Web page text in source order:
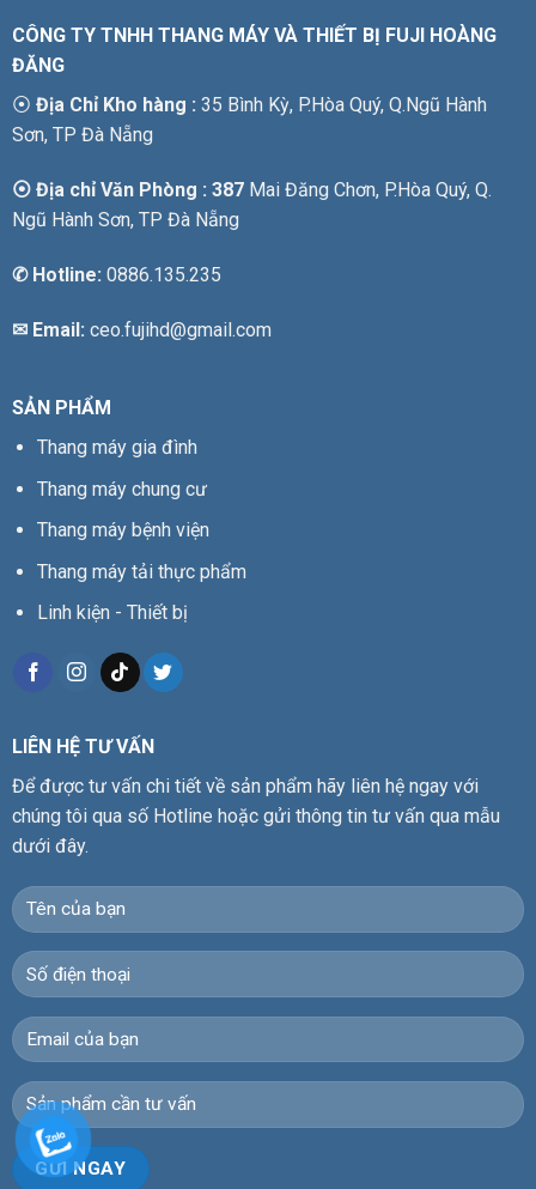
CÔNG TY TNHH THANG MÁY VÀ THIẾT BỊ FUJI HOÀNG
ĐĂNG
⦿ Địa Chỉ Kho hàng : 35 Bình Kỳ, P.Hòa Quý, Q.Ngũ Hành
Sơn, TP Đà Nẵng
⦿ Địa chỉ Văn Phòng : 387 Mai Đăng Chơn, P.Hòa Quý, Q.
Ngũ Hành Sơn, TP Đà Nẵng
✆Hotline: 0886.135.235
✉ Email: ceo.fujihd@gmail.com
SẢN PHẨM
Thang máy gia đình
Thang máy chung cư
Thang máy bệnh viện
Thang máy tải thực phẩm
Linh kiện - Thiết bị
LIÊN HỆ TƯ VẤN
Để được tư vấn chi tiết về sản phẩm hãy liên hệ ngay với
chúng tôi qua số Hotline hoặc gửi thông tin tư vấn qua mẫu
dưới đây.